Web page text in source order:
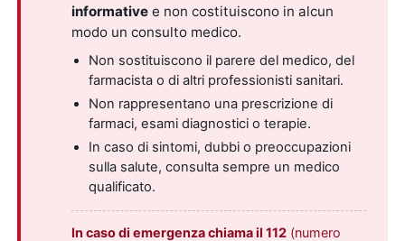
informative e non costituiscono in alcun
modo un consulto medico.
Non sostituiscono il parere del medico, del
farmacista o di altri professionisti sanitari.
Non rappresentano una prescrizione di
farmaci, esami diagnostici o terapie.
In caso di sintomi, dubbi o preoccupazioni
sulla salute, consulta sempre un medico
qualificato.
In caso di emergenza chiama il 112 (numero